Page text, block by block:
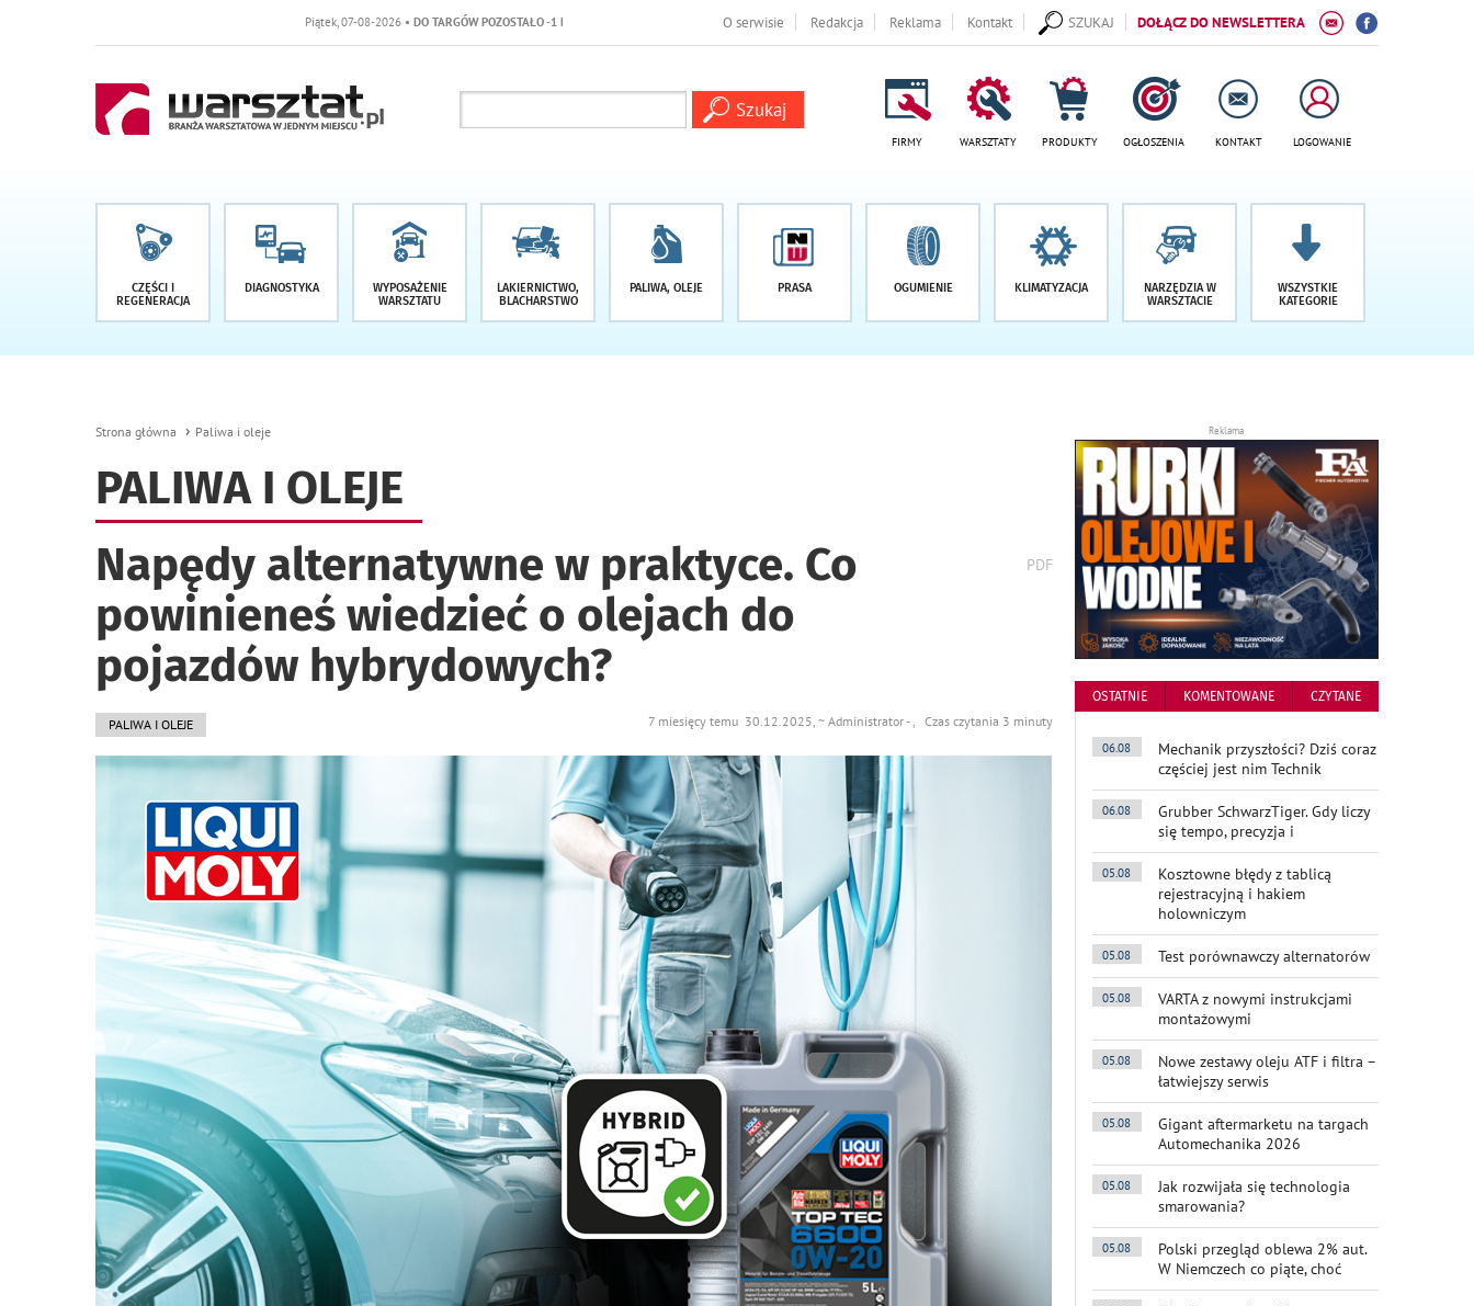
• DO TARGÓW POZOSTAŁO -1 DNI O serwisie Redakcja Reklama Kontakt DOŁĄCZ DO NEWSLETTERA
SZUKAJ
FIRMY WARSZTATY PRODUKTY OGŁOSZENIA KONTAKT LOGOWANIE
CZĘŚCI I
REGENERACJA
DIAGNOSTYKA
WYPOSAŻENIE
WARSZTATU
LAKIERNICTWO,
BLACHARSTWO
PALIWA, OLEJE PRASA OGUMIENIE KLIMATYZACJA
NARZĘDZIA W
WARSZTACIE
WSZYSTKIE
KATEGORIE
Strona główna Paliwa i oleje
PALIWA I OLEJE
Napędy alternatywne w praktyce. Co
powinieneś wiedzieć o olejach do
pojazdów hybrydowych?
wydrukuj
podstronę
PDF
PALIWA I OLEJE 7 miesięcy temu 30.12.2025, ~ Administrator - , Czas czytania 3 minuty
Reklama
OSTATNIE KOMENTOWANE CZYTANE
06.08
Mechanik przyszłości? Dziś coraz
częściej jest nim Technik
06.08
Grubber SchwarzTiger. Gdy liczy
się tempo, precyzja i
05.08
Kosztowne błędy z tablicą
rejestracyjną i hakiem
holowniczym
05.08 Test porównawczy alternatorów
05.08
VARTA z nowymi instrukcjami
montażowymi
05.08
Nowe zestawy oleju ATF i filtra –
łatwiejszy serwis
05.08
Gigant aftermarketu na targach
Automechanika 2026
05.08
Jak rozwijała się technologia
smarowania?
05.08
Polski przegląd oblewa 2% aut.
W Niemczech co piąte, choć